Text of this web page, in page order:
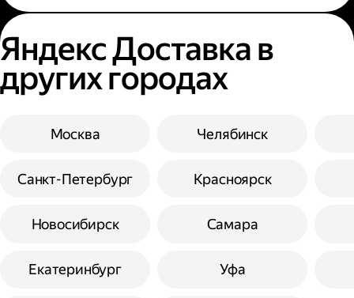
Яндекс Доставка в
других городах
Москва
Санкт-Петербург
Новосибирск
Екатеринбург
Челябинск
Красноярск
Самара
Уфа